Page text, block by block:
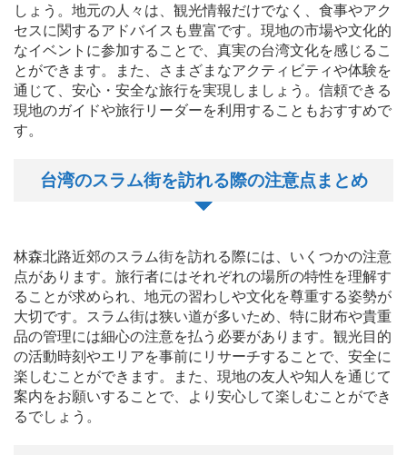
しょう。地元の人々は、観光情報だけでなく、食事やアク
セスに関するアドバイスも豊富です。現地の市場や文化的
なイベントに参加することで、真実の台湾文化を感じるこ
とができます。また、さまざまなアクティビティや体験を
通じて、安心・安全な旅行を実現しましょう。信頼できる
現地のガイドや旅行リーダーを利用することもおすすめで
す。
台湾のスラム街を訪れる際の注意点まとめ
林森北路近郊のスラム街を訪れる際には、いくつかの注意
点があります。旅行者にはそれぞれの場所の特性を理解す
ることが求められ、地元の習わしや文化を尊重する姿勢が
大切です。スラム街は狭い道が多いため、特に財布や貴重
品の管理には細心の注意を払う必要があります。観光目的
の活動時刻やエリアを事前にリサーチすることで、安全に
楽しむことができます。また、現地の友人や知人を通じて
案内をお願いすることで、より安心して楽しむことができ
るでしょう。